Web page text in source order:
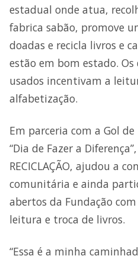
estadual onde atua,
fabrica sabão, promove
doadas e recicla livros e
estão em bom estado.
usados incentivam a
alfabetização.
Em parceria com a Gol
“Dia de Fazer a
RECICLAÇÃO, ajudou a
comunitária e ainda
abertos da Fundação
leitura e troca de livros.
“Essa é a minha